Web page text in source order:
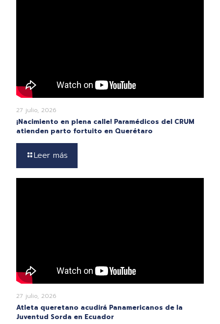
27 julio, 2026
¡Nacimiento en plena calle! Paramédicos del CRUM
atienden parto fortuito en Querétaro
Leer más
27 julio, 2026
Atleta queretano acudirá Panamericanos de la
Juventud Sorda en Ecuador